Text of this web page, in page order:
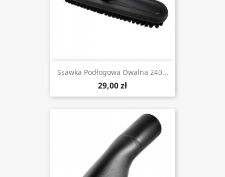
Ssawka Podłogowa Owalna 240...
29,00 zł